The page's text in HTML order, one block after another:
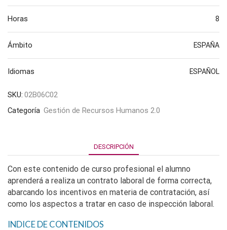
Horas 8
Ámbito ESPAÑA
Idiomas ESPAÑOL
SKU: 02B06C02
Categoría Gestión de Recursos Humanos 2.0
DESCRIPCIÓN
Con este contenido de curso profesional el alumno
aprenderá a realiza un contrato laboral de forma correcta,
abarcando los incentivos en materia de contratación, así
como los aspectos a tratar en caso de inspección laboral.
INDICE DE CONTENIDOS